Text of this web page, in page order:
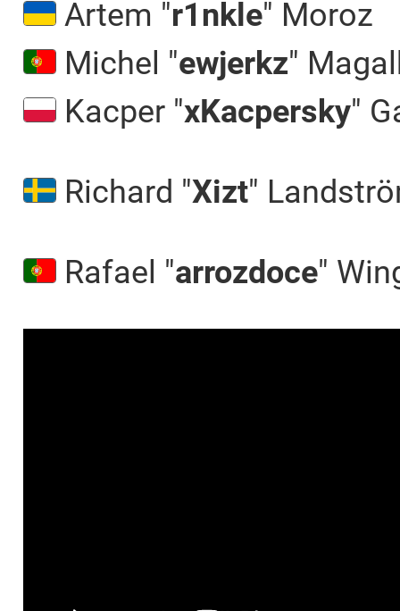
Artem "r1nkle" Moroz
Michel "ewjerkz"
Kacper "⁠xKacpersky⁠"
Richard "Xizt"
Rafael "arrozdoce"